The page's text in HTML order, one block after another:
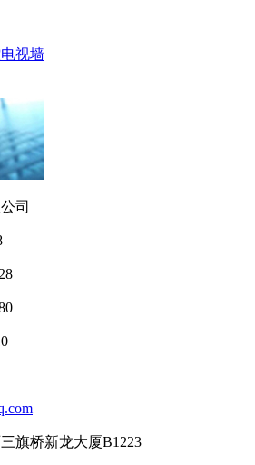
视墙
司
旗桥新龙大厦B1223